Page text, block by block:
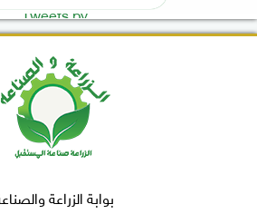
Tweets by
بوابة الزراعة